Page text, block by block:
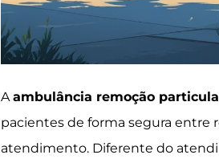
Aambulância remoção
pacientes de forma segura entre
atendimento. Diferente do